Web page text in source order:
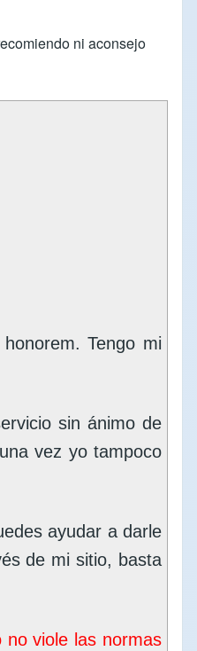
ni aconsejo
Tengo mi
sin ánimo de
vez yo tampoco
ayudar a darle
de mi sitio, basta
viole las normas